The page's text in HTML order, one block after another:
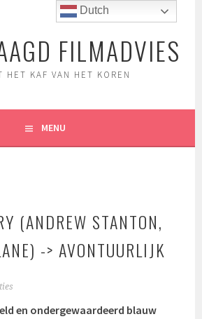
FILMADVIES
HET KAF VAN HET KOREN
MENU
(ANDREW STANTON,
-> AVONTUURLIJK
en ondergewaardeerd blauw
Dutch